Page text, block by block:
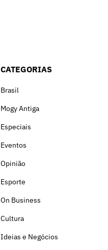
CATEGORIAS
Brasil
Mogy Antiga
Especiais
Eventos
Opinião
Esporte
On Business
Cultura
Ideias e Negócios